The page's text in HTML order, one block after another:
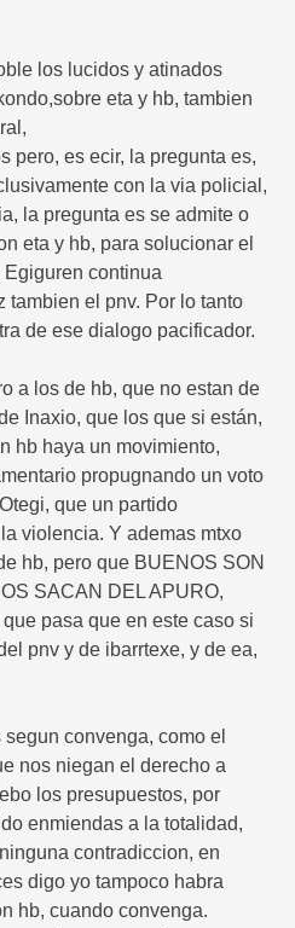
los lucidos y atinados
eta y hb, tambien
pero, es ecir, la pregunta es,
con la via policial,
la pregunta es se admite o
eta y hb, para solucionar el
continua
tambien el pnv. Por lo tanto
de ese dialogo pacificador.
a los de hb, que no estan de
Inaxio, que los que si están,
hb haya un movimiento,
propugnando un voto
que un partido
violencia. Y ademas mtxo
hb, pero que BUENOS SON
SACAN DEL APURO,
pasa que en este caso si
pnv y de ibarrtexe, y de ea,
convenga, como el
nos niegan el derecho a
los presupuestos, por
enmiendas a la totalidad,
contradiccion, en
digo yo tampoco habra
hb, cuando convenga.